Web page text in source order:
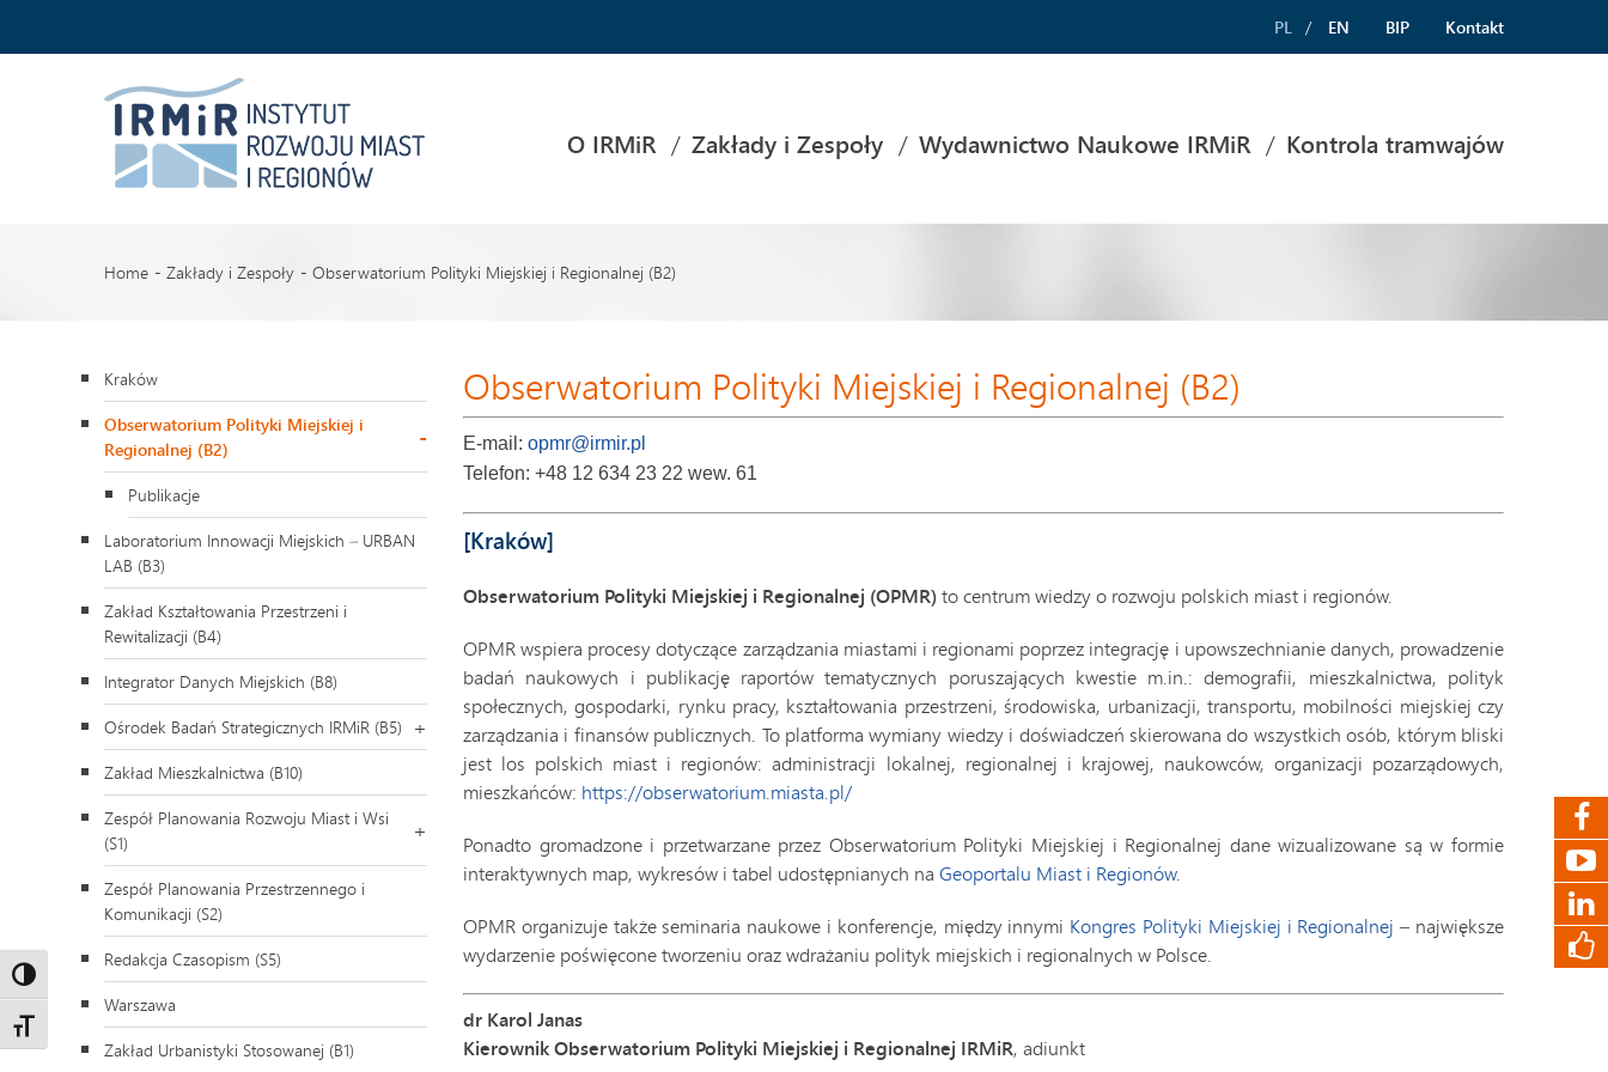
Toggle High Contrast
Toggle Font size
PL EN BIP Kontakt
O IRMiR Zakłady i Zespoły Wydawnictwo Naukowe IRMiR Kontrola tramwajów
Home Zakłady i Zespoły Obserwatorium Polityki Miejskiej i Regionalnej (B2)
Obserwatorium Polityki Miejskiej i Regionalnej (B2)
E-mail: opmr@irmir.pl
Telefon: +48 12 634 23 22 wew. 61
[Kraków]
Obserwatorium Polityki Miejskiej i Regionalnej (OPMR)to centrum wiedzy o rozwoju polskich miast i regionów.
OPMR wspiera procesy dotyczące zarządzania miastami i regionami poprzez integrację i upowszechnianie danych, prowadzenie
badań naukowych i publikację raportów tematycznych poruszających kwestie m.in.: demografii, mieszkalnictwa, polityk
społecznych, gospodarki, rynku pracy, kształtowania przestrzeni, środowiska, urbanizacji, transportu, mobilności miejskiej czy
zarządzania i finansów publicznych. To platforma wymiany wiedzy i doświadczeń skierowana do wszystkich osób, którym bliski
jest los polskich miast i regionów: administracji lokalnej, regionalnej i krajowej, naukowców, organizacji pozarządowych,
mieszkańców: https://obserwatorium.miasta.pl/
Ponadto gromadzone i przetwarzane przez Obserwatorium Polityki Miejskiej i Regionalnej dane wizualizowane są w formie
interaktywnych map, wykresów i tabel udostępnianych na Geoportalu Miast i Regionów.
OPMR organizuje także seminaria naukowe i konferencje, między innymi Kongres Polityki Miejskiej i Regionalnej – największe
wydarzenie poświęcone tworzeniu oraz wdrażaniu polityk miejskich i regionalnych w Polsce.
dr Karol Janas
Kierownik Obserwatorium Polityki Miejskiej i Regionalnej IRMiR, adiunkt
Kraków
Obserwatorium Polityki Miejskiej i
Regionalnej (B2)
Publikacje
Laboratorium Innowacji Miejskich – URBAN
LAB (B3)
Zakład Kształtowania Przestrzeni i
Rewitalizacji (B4)
Integrator Danych Miejskich (B8)
Ośrodek Badań Strategicznych IRMiR (B5)
Zakład Mieszkalnictwa (B10)
Zespół Planowania Rozwoju Miast i Wsi
(S1)
Zespół Planowania Przestrzennego i
Komunikacji (S2)
Redakcja Czasopism (S5)
Warszawa
Zakład Urbanistyki Stosowanej (B1)